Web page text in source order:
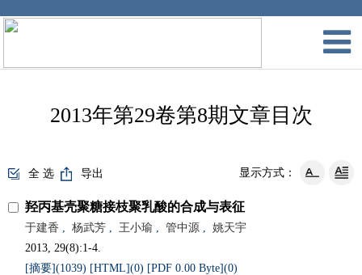
2013年第29卷第8期文章目次
全 选 导出 显示方式：
羟丙基壳聚糖接枝聚乳酸的合成与表征
于建香 , 杨武芳 , 王小瑜 , 管中源 ,
姚天宇
2013, 29(8):1-4.
[摘要](1039) [HTML](0) [PDF 0.00 Byte](0)